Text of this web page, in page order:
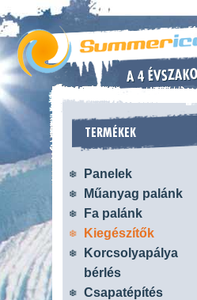
TERMÉKEK
Panelek
Műanyag palánk
Fa palánk
Kiegészítők
Korcsolyapálya
bérlés
Csapatépítés